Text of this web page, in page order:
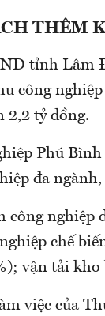
THÊM
tỉnh Lâm
công
2,2 tỷ đồng.
Phú
đa
công nghiệp
chế
vận tải kho
việc của